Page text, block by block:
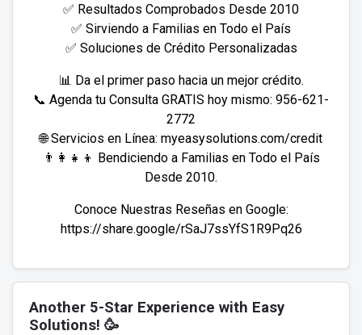
✅ Resultados Comprobados Desde 2010
✅ Sirviendo a Familias en Todo el País
✅ Soluciones de Crédito Personalizadas
📊 Da el primer paso hacia un mejor crédito.
📞 Agenda tu Consulta GRATIS hoy mismo: 956-621-
2772
🌐 Servicios en Línea: myeasysolutions.com/credit
👨‍👩‍👧‍👦 Bendiciendo a Familias en Todo el País
Desde 2010.
Conoce Nuestras Reseñas en Google:
https://share.google/rSaJ7ssYfS1R9Pq26
Another 5-Star Experience with Easy
Solutions! 🥳